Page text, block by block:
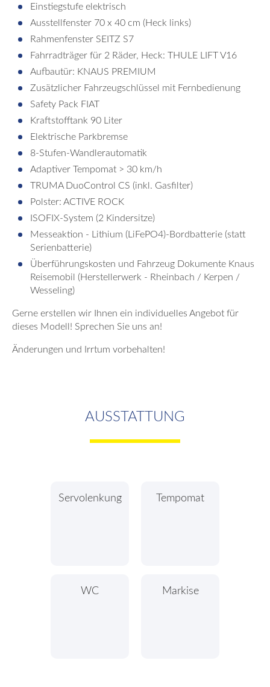
Einstiegstufe elektrisch
Ausstellfenster 70 x 40 cm (Heck links)
Rahmenfenster SEITZ S7
Fahrradträger für 2 Räder, Heck: THULE LIFT V16
Aufbautür: KNAUS PREMIUM
Zusätzlicher Fahrzeugschlüssel mit Fernbedienung
Safety Pack FIAT
Kraftstofftank 90 Liter
Elektrische Parkbremse
8-Stufen-Wandlerautomatik
Adaptiver Tempomat > 30 km/h
TRUMA DuoControl CS (inkl. Gasfilter)
Polster: ACTIVE ROCK
ISOFIX-System (2 Kindersitze)
Messeaktion - Lithium (LiFePO4)-Bordbatterie (statt
Serienbatterie)
Überführungskosten und Fahrzeug Dokumente Knaus
Reisemobil (Herstellerwerk - Rheinbach / Kerpen /
Wesseling)
Gerne erstellen wir Ihnen ein individuelles Angebot für
dieses Modell! Sprechen Sie uns an!
Änderungen und Irrtum vorbehalten!
AUSSTATTUNG
Servolenkung Tempomat
WC Markise